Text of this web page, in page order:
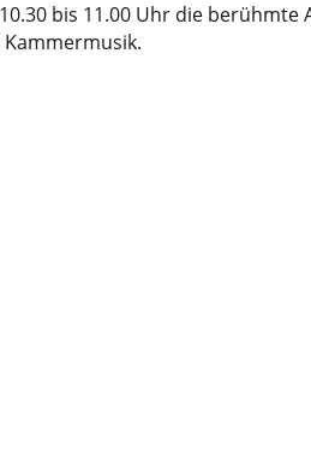
bis 11.00 Uhr die berühmte